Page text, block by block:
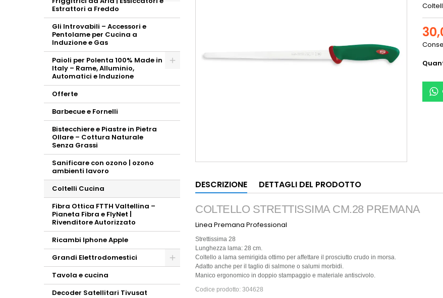
Estrattori a Freddo
Gli Introvabili – Accessori e
Pentolame per Cucina a
Induzione e Gas
Paioli per Polenta 100% Made in
Italy – Rame, Alluminio,
Automatici e Induzione
Offerte
Barbecue e Fornelli
Bistecchiere e Piastre in Pietra
Ollare – Cottura Naturale
Senza Grassi
Sanificare con ozono | ozono
ambienti lavoro
Coltelli Cucina
Fibra Ottica FTTH Valtellina –
Pianeta Fibra e FlyNet |
Rivenditore Autorizzato
Ricambi Iphone Apple
Grandi Elettrodomestici
Toggle
Tavola e cucina
Decoder Satellitari Tivusat
DESCRIZIONE DETTAGLI DEL PRODOTTO
COLTELLO STRETTISSIMA CM.28 PREMANA
Linea Premana Professional
Strettissima 28
Lunghezza lama: 28 cm.
Coltello a lama semirigida ottimo per affettare il prosciutto crudo in morsa.
Adatto anche per il taglio di salmone o salumi morbidi.
Manico ergonomico in doppio stampaggio e materiale antiscivolo.
Codice prodotto: 304628